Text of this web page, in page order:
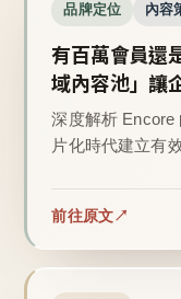
品牌定位 內容
有百萬會員還
域內容池」讓
深度解析 Encore
片化時代建立有
前往原文